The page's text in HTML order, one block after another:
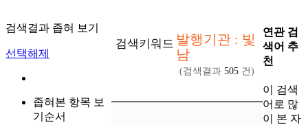
검색결과 좁혀 보기
선택해제
좁혀본 항목 보
기순서
검색키워드 발행기관 : 빛
남
(검색결과 505 건)
연관 검
색어 추
천
이 검색
어로 많
이 본 자